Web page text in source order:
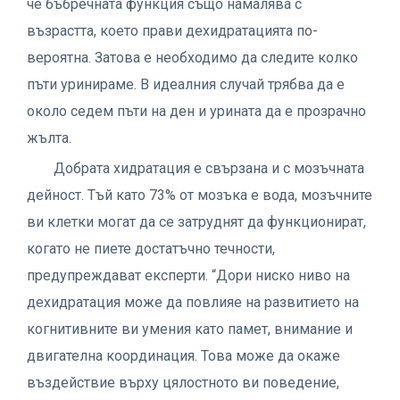
че бъбречната функция също намалява с
възрастта, което прави дехидратацията по-
вероятна. Затова е необходимо да следите колко
пъти уринираме. В идеалния случай трябва да е
около седем пъти на ден и урината да е прозрачно
жълта.
Добрата хидратация е свързана и с мозъчната
дейност. Тъй като 73% от мозъка е вода, мозъчните
ви клетки могат да се затруднят да функционират,
когато не пиете достатъчно течности,
предупреждават експерти. “Дори ниско ниво на
дехидратация може да повлияе на развитието на
когнитивните ви умения като памет, внимание и
двигателна координация. Това може да окаже
въздействие върху цялостното ви поведение,